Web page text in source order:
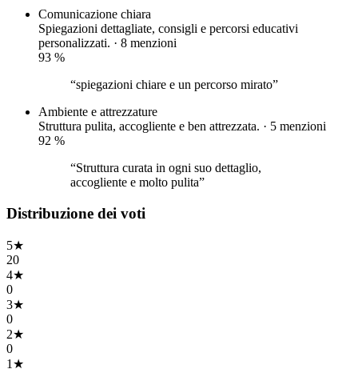
Comunicazione chiara
Spiegazioni dettagliate, consigli e percorsi educativi
personalizzati. · 8 menzioni
93 %
“spiegazioni chiare e un percorso mirato”
Ambiente e attrezzature
Struttura pulita, accogliente e ben attrezzata. · 5 menzioni
92 %
“Struttura curata in ogni suo dettaglio,
accogliente e molto pulita”
Distribuzione dei voti
5★
20
4★
0
3★
0
2★
0
1 ★